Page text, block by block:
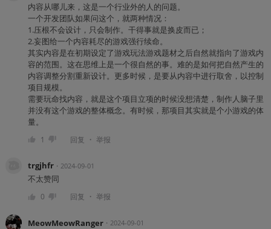
内容从哪儿来，这是一个行业外的人的问题。
一个开发团队如果问这个，就两种情况：
1.压根不会设计，只会制作。干得事就是换皮而已；
2.妄图给一个内容耗尽的游戏强行续命。
其实内容是在初期设定了游戏玩法游戏题材之后自然就指向了游戏内
容的范围。这在思维上是一个很自然的事。难的是如何把自然产生的
内容调整分割重新设计。更多时候，是要从内容中进行取舍，以控制
项目规模。
需要玩命找内容，就是这个项目立项的时候没想清楚，制作人脑子里
并没有这个游戏的整体概念。有时候，那项目其实就是个小游戏的体
量。
1 回复 ・ 举报
trgjhfr・ 2024-09-01
不太赞同
0 回复 ・ 举报
MeowMeowRanger・ 2024-09-01